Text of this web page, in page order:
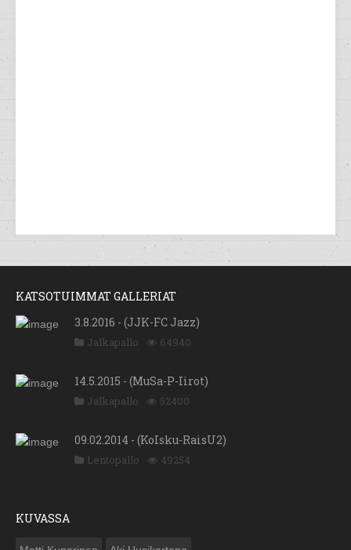
KATSOTUIMMAT GALLERIAT
3.8.2016 - (JJK-FC Jazz)
Jalkapallo 64940
14.5.2015 - (MuSa-P-Iirot)
Jalkapallo 52400
09.02.2014 - (KoIsku-RaisU2)
Lentopallo 49254
KUVASSA